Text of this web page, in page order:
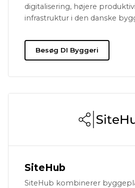
digitalisering, højere
infrastruktur i den danske
Besøg DI Byggeri
SiteHub
SiteHub kombinerer